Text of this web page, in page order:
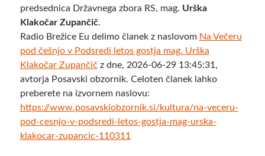
predsednica Državnega zbora RS, mag. Urška
Klakočar Zupančič.
Radio Brežice Eu delimo članek z naslovom Na Večeru
pod češnjo v Podsredi letos gostja mag. Urška
Klakočar Zupančič z dne, 2026-06-29 13:45:31,
avtorja Posavski obzornik. Celoten članek lahko
preberete na izvornem naslovu:
https://www.posavskiobzornik.si/kultura/na-veceru-
pod-cesnjo-v-podsredi-letos-gostja-mag-urska-
klakocar-zupancic-110311